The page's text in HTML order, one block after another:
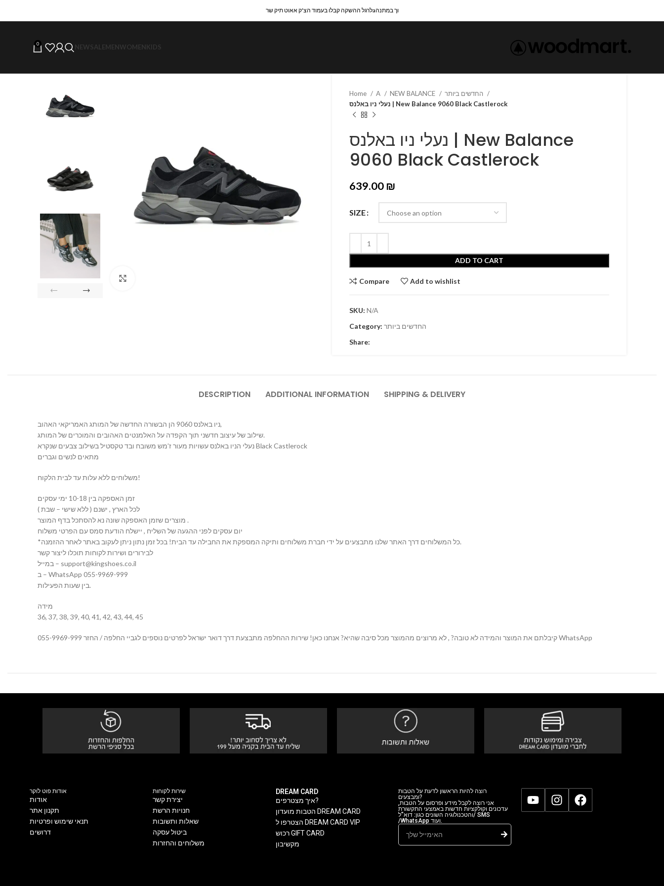
לרגל ההשקה קבלו בעמוד הצ'ק אאוט תיק שרaוך במתנה
0 NEWSALEMENWOMENKIDS
Home A NEW BALANCE
נעלי ניו באלנס | New Balance 9060 Black Castlerock
נעלי ניו באלנס | New Balance
9060 Black Castlerock
639.00 ₪
SIZE
ADD TO CART
Compare Add to wishlist
SKU: N/A
Category: החדשים ביותר
Share:
DESCRIPTION ADDITIONAL INFORMATION SHIPPING & DELIVERY
ניו באלנס 9060 הן הבשורה החדשה של המותג האמריקאי האהוב,
שילוב של עיצוב חדשני תוך הקפדה על האלמנטים האהובים והמוכרים של המותג.
נעלי הניו באלנס עשויות מעור ז’מש משובח ובד טקסטיל בשילוב צבעים שנקרא Black Castlerock
מתאים לנשים וגברים
משלוחים ללא עלות עד לבית הלקוח!
זמן האספקה בין 10-18 ימי עסקים
( ללא שישי – שבת ) לכל הארץ , ישנם
מוצרים שזמן האספקה שונה נא להסתכל בדף המוצר .
יום עסקים לפני ההגעה של השליח , יישלח הודעת סמס עם הפרטי משלוח
*כל המשלוחים דרך האתר שלנו מתבצעים על ידי חברת משלוחים ותיקה המספקת את החבילה עד הבית! בכל זמן נתון ניתן לעקוב באתר לאחר ההזמנה.
לבירורים ושירות לקוחות תוכלו ליצור קשר
במייל – support@kingshoes.co.il
ב – WhatsApp 055-9969-999
בין שעות הפעילות.
מידה
36, 37, 38, 39, 40, 41, 42, 43, 44, 45
קיבלתם את המוצר והמידה לא טובה? , לא מרוצים מהמוצר מכל סיבה שהיא? אנחנו כאן! שירות ההחלפה מתבצעת דרך דואר ישראל לפרטים נוספים לגביי החלפה / החזר 055-9969-999 WhatsApp
אודות פוט לוקר
אודות
תקנון אתר
תנאי שימוש ופרטיות
דרושים
שירות לקוחות
יצירת קשר
חנויות הרשת
שאלות ותשובות
ביטול עסקה
משלוחים והחזרות
DREAM CARD
איך מצטרפים?
הטבות מועדון DREAM CARD
הצטרפו ל DREAM CARD VIP
רכוש GIFT CARD
מקשיבון
רוצה להיות הראשון לדעת על הטבות
ומבצעים?
אני רוצה לקבל מידע ופרסום על הטבות,
עדכונים וקולקציות חדשות באמצעי התקשורת
והטכנולוגיה השונים כגון: דוא"ל/ SMS
/WhatsApp ועוד.